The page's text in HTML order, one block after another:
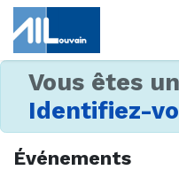
Vous êtes
Identifiez-
Événements